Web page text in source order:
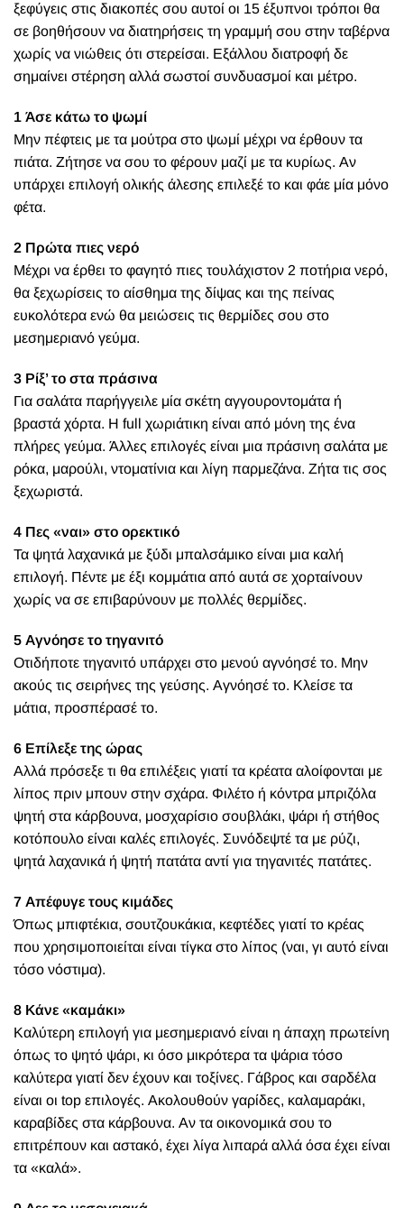
ξεφύγεις στις διακοπές σου αυτοί οι 15 έξυπνοι τρόποι θα
σε βοηθήσουν να διατηρήσεις τη γραμμή σου στην ταβέρνα
χωρίς να νιώθεις ότι στερείσαι. Εξάλλου διατροφή δε
σημαίνει στέρηση αλλά σωστοί συνδυασμοί και μέτρο.
1 Άσε κάτω το ψωμί
Μην πέφτεις με τα μούτρα στο ψωμί μέχρι να έρθουν τα
πιάτα. Ζήτησε να σου το φέρουν μαζί με τα κυρίως. Αν
υπάρχει επιλογή ολικής άλεσης επιλεξέ το και φάε μία μόνο
φέτα.
2 Πρώτα πιες νερό
Μέχρι να έρθει το φαγητό πιες τουλάχιστον 2 ποτήρια νερό,
θα ξεχωρίσεις το αίσθημα της δίψας και της πείνας
ευκολότερα ενώ θα μειώσεις τις θερμίδες σου στο
μεσημεριανό γεύμα.
3 Ρίξ’ το στα πράσινα
Για σαλάτα παρήγγειλε μία σκέτη αγγουροντομάτα ή
βραστά χόρτα. Η full χωριάτικη είναι από μόνη της ένα
πλήρες γεύμα. Άλλες επιλογές είναι μια πράσινη σαλάτα με
ρόκα, μαρούλι, ντοματίνια και λίγη παρμεζάνα. Ζήτα τις σος
ξεχωριστά.
4 Πες «ναι» στο ορεκτικό
Τα ψητά λαχανικά με ξύδι μπαλσάμικο είναι μια καλή
επιλογή. Πέντε με έξι κομμάτια από αυτά σε χορταίνουν
χωρίς να σε επιβαρύνουν με πολλές θερμίδες.
5 Αγνόησε το τηγανιτό
Οτιδήποτε τηγανιτό υπάρχει στο μενού αγνόησέ το. Μην
ακούς τις σειρήνες της γεύσης. Αγνόησέ το. Κλείσε τα
μάτια, προσπέρασέ το.
6 Επίλεξε της ώρας
Αλλά πρόσεξε τι θα επιλέξεις γιατί τα κρέατα αλοίφονται με
λίπος πριν μπουν στην σχάρα. Φιλέτο ή κόντρα μπριζόλα
ψητή στα κάρβουνα, μοσχαρίσιο σουβλάκι, ψάρι ή στήθος
κοτόπουλο είναι καλές επιλογές. Συνόδεψτέ τα με ρύζι,
ψητά λαχανικά ή ψητή πατάτα αντί για τηγανιτές πατάτες.
7 Απέφυγε τους κιμάδες
Όπως μπιφτέκια, σουτζουκάκια, κεφτέδες γιατί το κρέας
που χρησιμοποιείται είναι τίγκα στο λίπος (ναι, γι αυτό είναι
τόσο νόστιμα).
8 Κάνε «καμάκι»
Καλύτερη επιλογή για μεσημεριανό είναι η άπαχη πρωτείνη
όπως το ψητό ψάρι, κι όσο μικρότερα τα ψάρια τόσο
καλύτερα γιατί δεν έχουν και τοξίνες. Γάβρος και σαρδέλα
είναι οι top επιλογές. Ακολουθούν γαρίδες, καλαμαράκι,
καραβίδες στα κάρβουνα. Αν τα οικονομικά σου το
επιτρέπουν και αστακό, έχει λίγα λιπαρά αλλά όσα έχει είναι
τα «καλά».